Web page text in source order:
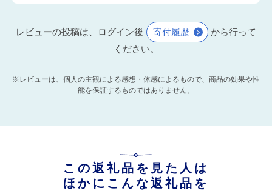
レビューの投稿は、ログイン後 寄付履歴
から行って
ください。
※レビューは、個人の主観による感想・体感によるもので、商品の効果や性
能を保証するものではありません。
この返礼品を見た人は
ほかにこんな返礼品を